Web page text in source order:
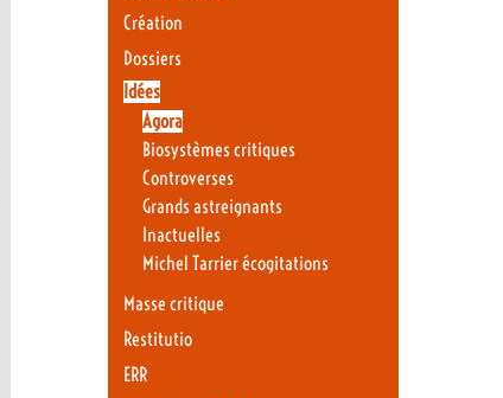
Création
Dossiers
Idées
Agora
Biosystèmes critiques
Controverses
Grands astreignants
Inactuelles
Michel Tarrier écogitations
Masse critique
Restitutio
ERR